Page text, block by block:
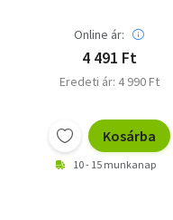
Online ár:
4 491 Ft
Eredeti ár: 4 990 Ft
Kosárba
10 - 15 munkanap